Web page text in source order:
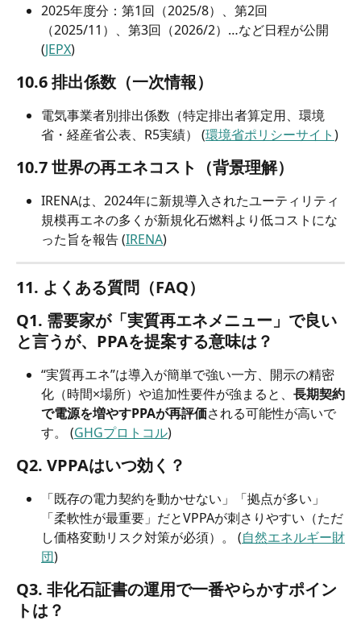
2025年度分：第1回（2025/8）、第2回
（2025/11）、第3回（2026/2）…など日程が公開
(JEPX)
10.6 排出係数（一次情報）
電気事業者別排出係数（特定排出者算定用、環境
省・経産省公表、R5実績） (環境省ポリシーサイト)
10.7 世界の再エネコスト（背景理解）
IRENAは、2024年に新規導入されたユーティリティ
規模再エネの多くが新規化石燃料より低コストにな
った旨を報告 (IRENA)
11. よくある質問（FAQ）
Q1. 需要家が「実質再エネメニュー」で良い
と言うが、PPAを提案する意味は？
“実質再エネ”は導入が簡単で強い一方、開示の精密
化（時間×場所）や追加性要件が強まると、 長期契約
で電源を増やすPPAが再評価される可能性が高いで
す。 (GHGプロトコル)
Q2. VPPAはいつ効く？
「既存の電力契約を動かせない」「拠点が多い」
「柔軟性が最重要」だとVPPAが刺さりやすい（ただ
し価格変動リスク対策が必須）。 (自然エネルギー財
団)
Q3. 非化石証書の運用で一番やらかすポイン
トは？